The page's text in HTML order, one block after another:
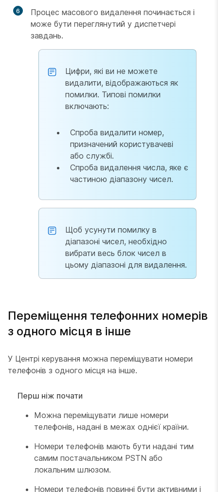
6
Процес масового видалення починається і
може бути переглянутий у диспетчері
завдань.
Цифри, які ви не можете
видалити, відображаються як
помилки. Типові помилки
включають:
Спроба видалити номер,
призначений користувачеві
або службі.
Спроба видалення числа, яке є
частиною діапазону чисел.
Щоб усунути помилку в
діапазоні чисел, необхідно
вибрати весь блок чисел в
цьому діапазоні для видалення.
Переміщення телефонних номерів
з одного місця в інше
У Центрі керування можна переміщувати номери
телефонів з одного місця на інше.
Перш ніж почати
Можна переміщувати лише номери
телефонів, надані в межах однієї країни.
Номери телефонів мають бути надані тим
самим постачальником PSTN або
локальним шлюзом.
Номери телефонів повинні бути активними і